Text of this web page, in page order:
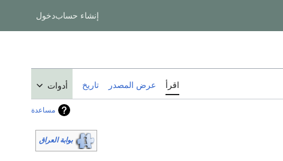
إنشاء حسابدخول
اقرأ عرض المصدر تاريخ أدوات
مساعدة
بوابة العراق